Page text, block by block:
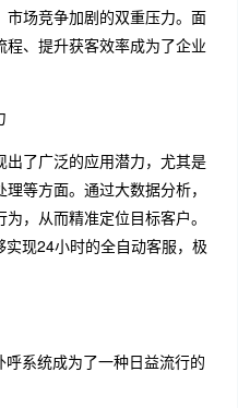
场竞争加剧的双重压力。面
、提升获客效率成为了企业
了广泛的应用潜力，尤其是
等方面。通过大数据分析，
，从而精准定位目标客户。
现24小时的全自动客服，极
系统成为了一种日益流行的